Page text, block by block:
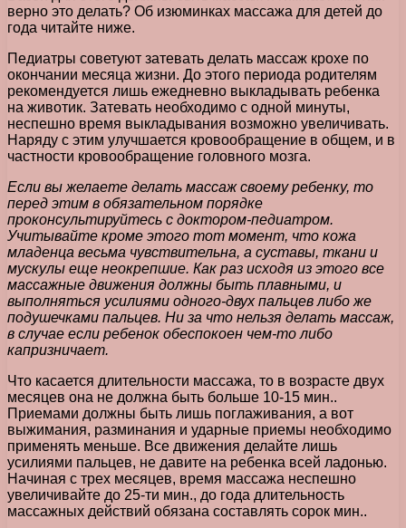
верно это делать? Об изюминках массажа для детей до
года читайте ниже.
Педиатры советуют затевать делать массаж крохе по
окончании месяца жизни. До этого периода родителям
рекомендуется лишь ежедневно выкладывать ребенка
на животик. Затевать необходимо с одной минуты,
неспешно время выкладывания возможно увеличивать.
Наряду с этим улучшается кровообращение в общем, и в
частности кровообращение головного мозга.
Если вы желаете делать массаж своему ребенку, то
перед этим в обязательном порядке
проконсультируйтесь с доктором-педиатром.
Учитывайте кроме этого тот момент, что кожа
младенца весьма чувствительна, а суставы, ткани и
мускулы еще неокрепшие. Как раз исходя из этого все
массажные движения должны быть плавными, и
выполняться усилиями одного-двух пальцев либо же
подушечками пальцев. Ни за что нельзя делать массаж,
в случае если ребенок обеспокоен чем-то либо
капризничает.
Что касается длительности массажа, то в возрасте двух
месяцев она не должна быть больше 10-15 мин..
Приемами должны быть лишь поглаживания, а вот
выжимания, разминания и ударные приемы необходимо
применять меньше. Все движения делайте лишь
усилиями пальцев, не давите на ребенка всей ладонью.
Начиная с трех месяцев, время массажа неспешно
увеличивайте до 25-ти мин., до года длительность
массажных действий обязана составлять сорок мин..